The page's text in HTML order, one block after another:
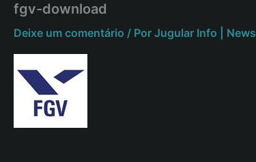
fgv-download
Deixe um comentário / Por Jugular Info | News